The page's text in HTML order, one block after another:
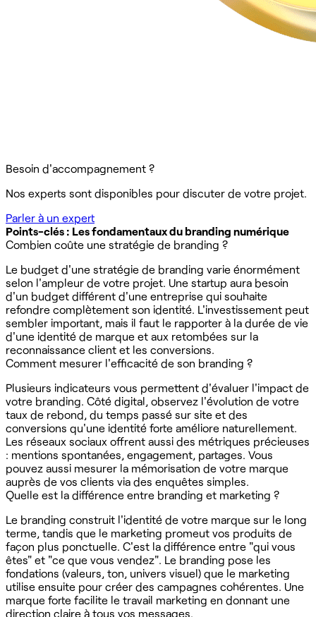
Besoin d'accompagnement ?
Nos experts sont disponibles pour discuter de votre projet.
Parler à un expert
Points-clés : Les fondamentaux du branding numérique
Combien coûte une stratégie de branding ?
Le budget d'une stratégie de branding varie énormément
selon l'ampleur de votre projet. Une startup aura besoin
d'un budget différent d'une entreprise qui souhaite
refondre complètement son identité. L'investissement peut
sembler important, mais il faut le rapporter à la durée de vie
d'une identité de marque et aux retombées sur la
reconnaissance client et les conversions.
Comment mesurer l'efficacité de son branding ?
Plusieurs indicateurs vous permettent d'évaluer l'impact de
votre branding. Côté digital, observez l'évolution de votre
taux de rebond, du temps passé sur site et des
conversions qu'une identité forte améliore naturellement.
Les réseaux sociaux offrent aussi des métriques précieuses
: mentions spontanées, engagement, partages. Vous
pouvez aussi mesurer la mémorisation de votre marque
auprès de vos clients via des enquêtes simples.
Quelle est la différence entre branding et marketing ?
Le branding construit l'identité de votre marque sur le long
terme, tandis que le marketing promeut vos produits de
façon plus ponctuelle. C'est la différence entre "qui vous
êtes" et "ce que vous vendez". Le branding pose les
fondations (valeurs, ton, univers visuel) que le marketing
utilise ensuite pour créer des campagnes cohérentes. Une
marque forte facilite le travail marketing en donnant une
direction claire à tous vos messages.